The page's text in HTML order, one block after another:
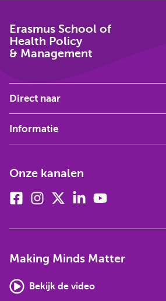
Erasmus School of
Health Policy
& Management
Direct naar
Informatie
Onze kanalen
FacebookInstagram
twitter)
Linkedin
Making Minds Matter
Bekijk de video